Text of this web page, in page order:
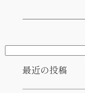
最近の投稿